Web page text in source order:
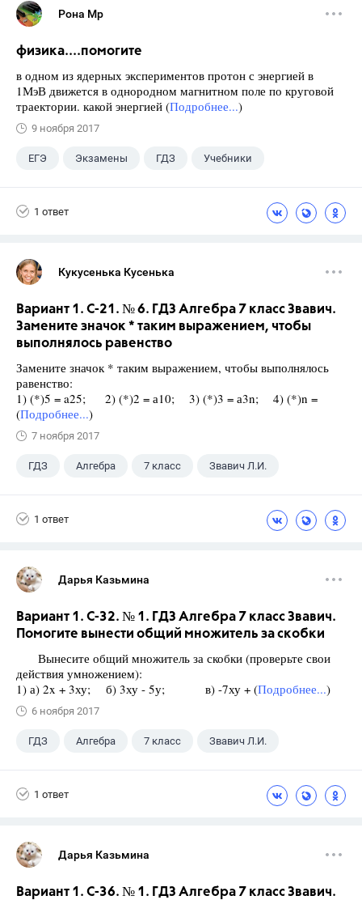
Рона Мр
физика....помогите
в одном из ядерных экспериментов протон с энергией в
1МэВ движется в однородном магнитном поле по круговой
траектории. какой энергией (Подробнее...)
9 ноября 2017
ЕГЭ Экзамены ГДЗ Учебники
1 ответ
Кукусенька Кусенька
Вариант 1. С-21. № 6. ГДЗ Алгебра 7 класс Звавич.
Замените значок * таким выражением, чтобы
выполнялось равенство
Замените значок * таким выражением, чтобы выполнялось
равенство:
1) (*)5 = a25; 2) (*)2 = а10; 3) (*)3 = а3n; 4) (*)n =
(Подробнее...)
7 ноября 2017
ГДЗ Алгебра 7 класс Звавич Л.И.
1 ответ
Дарья Казьмина
Вариант 1. С-32. № 1. ГДЗ Алгебра 7 класс Звавич.
Помогите вынести общий множитель за скобки
Вынесите общий множитель за скобки (проверьте свои
действия умножением):
1) а) 2x + 3ху; б) 3ху - 5у; в) -7ху + (Подробнее...)
6 ноября 2017
ГДЗ Алгебра 7 класс Звавич Л.И.
1 ответ
Дарья Казьмина
Вариант 1. С-36. № 1. ГДЗ Алгебра 7 класс Звавич.